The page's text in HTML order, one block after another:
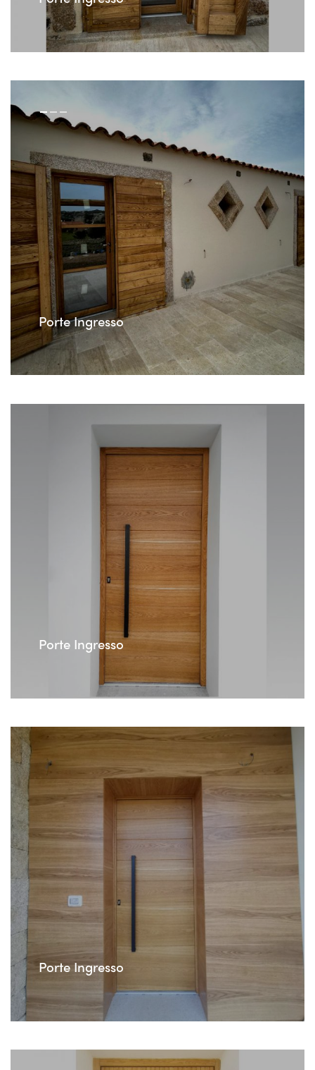
Porte Ingresso
Porte Ingresso
Porte Ingresso